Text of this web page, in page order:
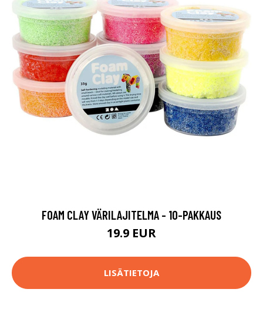
FOAM CLAY VÄRILAJITELMA - 10-PAKKAUS
19.9 EUR
LISÄTIETOJA